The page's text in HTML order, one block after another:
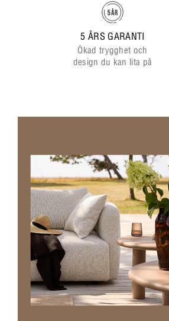
5 ÅRS GARANTI
Ökad trygghet och
design du kan lita på